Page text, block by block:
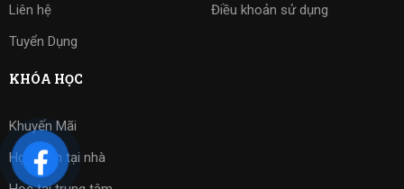
Liên hệ
Tuyển Dụng
Điều khoản sử dụng
KHÓA HỌC
Khuyến Mãi
Học kèm tại nhà